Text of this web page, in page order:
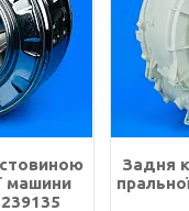
машини
Задня